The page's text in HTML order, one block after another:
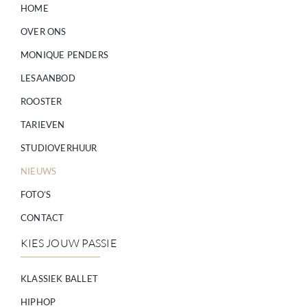
HOME
OVER ONS
MONIQUE PENDERS
LESAANBOD
ROOSTER
TARIEVEN
STUDIOVERHUUR
NIEUWS
FOTO’S
CONTACT
KIES JOUW PASSIE
KLASSIEK BALLET
HIPHOP